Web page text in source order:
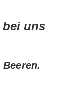
bei uns